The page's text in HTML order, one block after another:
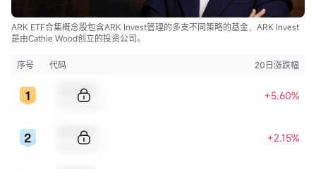
ARK ETF合集概念股包含ARK Invest管理的多支不同策略的基金，ARK Invest
是由Cathie Wood创立的投资公司。
序号 代码 20日涨跌幅
+5.60%
+2.15%